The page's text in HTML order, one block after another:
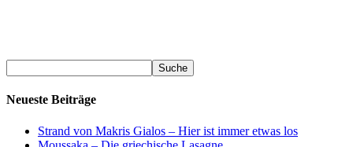
Neueste Beiträge
Strand von Makris Gialos – Hier ist immer etwas los